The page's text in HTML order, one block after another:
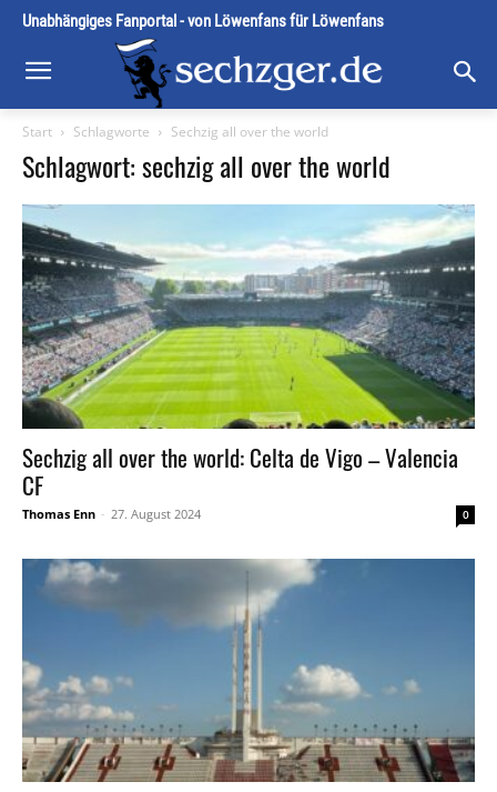
Unabhängiges Fanportal - von Löwenfans für Löwenfans
Start Schlagworte Sechzig all over the world
Schlagwort: sechzig all over the world
Sechzig all over the world: Celta de Vigo – Valencia
CF
Thomas Enn - 27. August 2024 0